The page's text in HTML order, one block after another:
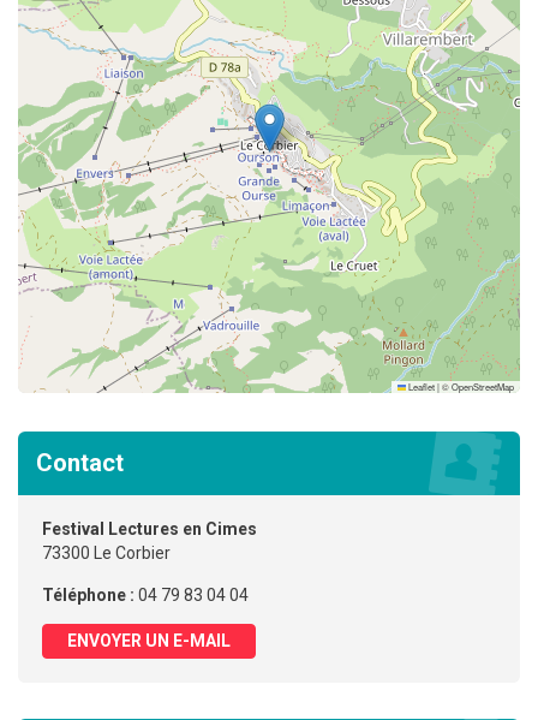
Leaflet|©OpenStreetMap
Contact
Festival Lectures en Cimes
73300 Le Corbier
Téléphone : 04 79 83 04 04
ENVOYER UN E-MAIL